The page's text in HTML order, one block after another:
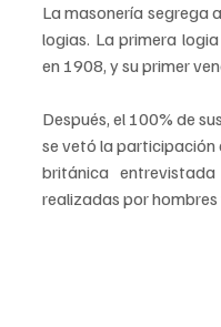
La masonería segrega
logias. La primera
en 1908, y su primer
Después, el 100% de
se vetó la participación
británica
realizadas por hombres